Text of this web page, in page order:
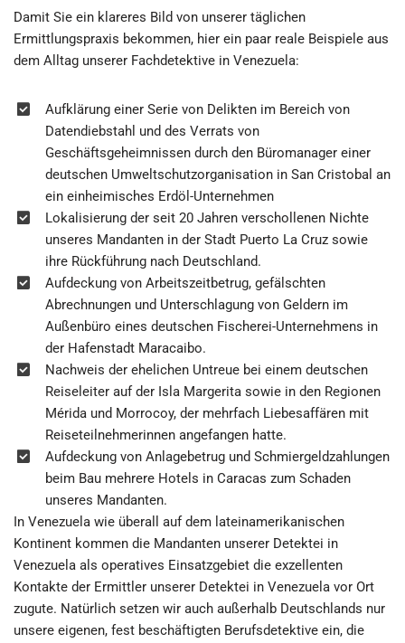
Damit Sie ein klareres Bild von unserer täglichen
Ermittlungspraxis bekommen, hier ein paar reale Beispiele aus
dem Alltag unserer Fachdetektive in Venezuela:
Aufklärung einer Serie von Delikten im Bereich von
Datendiebstahl und des Verrats von
Geschäftsgeheimnissen durch den Büromanager einer
deutschen Umweltschutzorganisation in San Cristobal an
ein einheimisches Erdöl-Unternehmen
Lokalisierung der seit 20 Jahren verschollenen Nichte
unseres Mandanten in der Stadt Puerto La Cruz sowie
ihre Rückführung nach Deutschland.
Aufdeckung von Arbeitszeitbetrug, gefälschten
Abrechnungen und Unterschlagung von Geldern im
Außenbüro eines deutschen Fischerei-Unternehmens in
der Hafenstadt Maracaibo.
Nachweis der ehelichen Untreue bei einem deutschen
Reiseleiter auf der Isla Margerita sowie in den Regionen
Mérida und Morrocoy, der mehrfach Liebesaffären mit
Reiseteilnehmerinnen angefangen hatte.
Aufdeckung von Anlagebetrug und Schmiergeldzahlungen
beim Bau mehrere Hotels in Caracas zum Schaden
unseres Mandanten.
In Venezuela wie überall auf dem lateinamerikanischen
Kontinent kommen die Mandanten unserer Detektei in
Venezuela als operatives Einsatzgebiet die exzellenten
Kontakte der Ermittler unserer Detektei in Venezuela vor Ort
zugute. Natürlich setzen wir auch außerhalb Deutschlands nur
unsere eigenen, fest beschäftigten Berufsdetektive ein, die